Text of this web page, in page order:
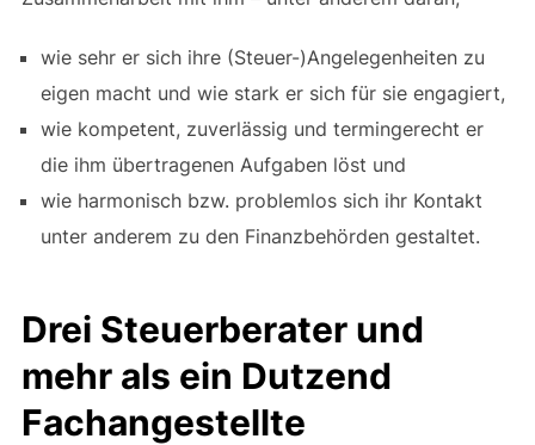
wie sehr er sich ihre (Steuer-)Angelegenheiten zu
eigen macht und wie stark er sich für sie engagiert,
wie kompetent, zuverlässig und termingerecht er
die ihm übertragenen Aufgaben löst und
wie harmonisch bzw. problemlos sich ihr Kontakt
unter anderem zu den Finanzbehörden gestaltet.
Drei Steuerberater und
mehr als ein Dutzend
Fachangestellte